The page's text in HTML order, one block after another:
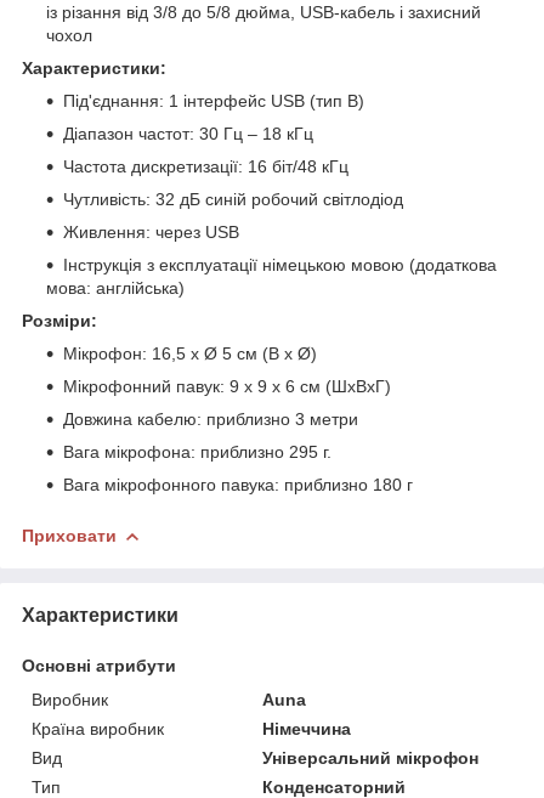
із різання від 3/8 до 5/8 дюйма, USB-кабель і захисний
чохол
Характеристики:
Під'єднання: 1 інтерфейс USB (тип B)
Діапазон частот: 30 Гц – 18 кГц
Частота дискретизації: 16 біт/48 кГц
Чутливість: 32 дБ синій робочий світлодіод
Живлення: через USB
Інструкція з експлуатації німецькою мовою (додаткова
мова: англійська)
Розміри:
Мікрофон: 16,5 x Ø 5 см (В x Ø)
Мікрофонний павук: 9 x 9 x 6 см (ШxВxГ)
Довжина кабелю: приблизно 3 метри
Вага мікрофона: приблизно 295 г.
Вага мікрофонного павука: приблизно 180 г
Приховати
Характеристики
Основні атрибути
Виробник
Auna
Країна виробник
Німеччина
Вид
Універсальний мікрофон
Тип
Конденсаторний